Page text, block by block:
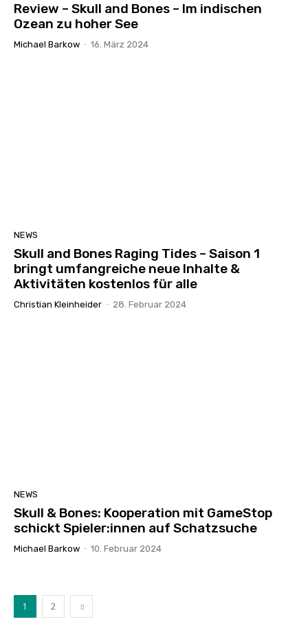
Review – Skull and Bones – Im indischen
Ozean zu hoher See
Michael Barkow - 16. März 2024
NEWS
Skull and Bones Raging Tides – Saison 1
bringt umfangreiche neue Inhalte &
Aktivitäten kostenlos für alle
Christian Kleinheider - 28. Februar 2024
NEWS
Skull & Bones: Kooperation mit GameStop
schickt Spieler:innen auf Schatzsuche
Michael Barkow - 10. Februar 2024
1 2